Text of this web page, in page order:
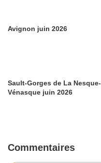
Avignon juin 2026
Sault-Gorges de La Nesque-
Vénasque juin 2026
Commentaires